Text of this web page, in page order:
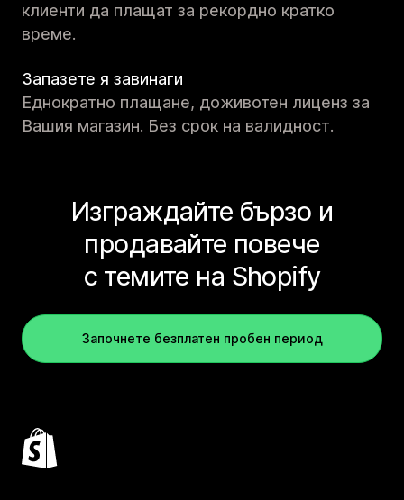
клиенти да плащат за рекордно кратко
време.
Запазете я завинаги
Еднократно плащане, доживотен лиценз за
Вашия магазин. Без срок на валидност.
Изграждайте бързо и
продавайте повече
с темите на Shopify
Започнете безплатен пробен период